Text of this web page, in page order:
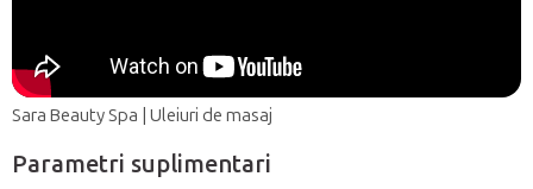
Sara Beauty Spa | Uleiuri de masaj
Parametri suplimentari